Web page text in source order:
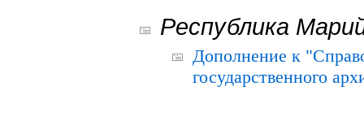
Республика
Дополнение к
государственного